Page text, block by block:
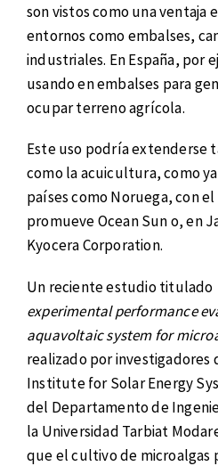
son vistos como una ventaja
entornos como embalses,
industriales. En España, por
usando en embalses para
ocupar terreno agrícola.
Este uso podría extenderse
como la acuicultura, como
países como Noruega, con
promueve Ocean Sun o, en
Kyocera Corporation.
Un reciente estudio titulado
experimental performance
aquavoltaic system for
realizado por investigadores
Institute for Solar Energy
del Departamento de
la Universidad Tarbiat
que el cultivo de microalgas